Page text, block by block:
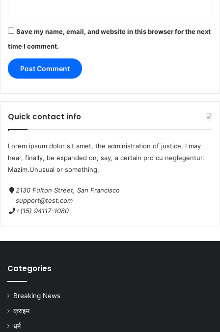
Save my name, email, and website in this browser for the next
time I comment.
Quick contact info
Lorem ipsum dolor sit amet, the administration of justice, I may
hear, finally, be expanded on, say, a certain pro cu neglegentur.
Mazim.Unusual or something.
2130 Fulton Street, San Francisco
support@test.com
+(15) 94117-1080
Categories
Breaking News
क्राइम
धर्म